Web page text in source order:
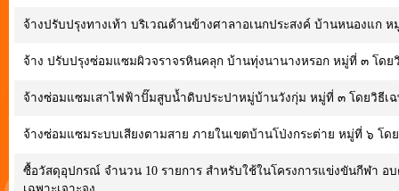
จ้างปรับปรุงทางเท้า บริเวณด้านข้างศาลาอเนกประสงค์ บ้านหนองแก ห
จ้าง ปรับปรุงซ่อมแซมผิวจราจรหินคลุก บ้านทุ่งนานางหรอก หมู่ที่ ๓ โดยวิ
จ้างซ่อมแซมเสาไฟฟ้าปั๊มสูบน้ำดิบประปาหมู่บ้านวังกุ่ม หมู่ที่ ๓ โดยวิธีเฉ
จ้างซ่อมแซมระบบเสียงตามสาย ภายในเขตบ้านโป่งกระต่าย หมู่ที่ ๖ โดย
ซื้อวัสดุอุปกรณ์ จำนวน 10 รายการ สำหรับใช้ในโครงการแข่งขันกีฬา อ